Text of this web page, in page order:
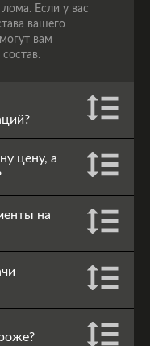
Если у вас
вашего
вам
цену, а
на